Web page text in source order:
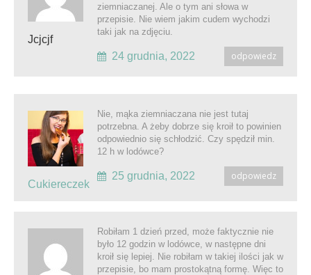
Jcjcjf
ziemniaczanej. Ale o tym ani słowa w
przepisie. Nie wiem jakim cudem wychodzi
taki jak na zdjęciu.
odpowiedz
24 grudnia, 2022
Cukiereczek
Nie, mąka ziemniaczana nie jest tutaj
potrzebna. A żeby dobrze się kroił to powinien
odpowiednio się schłodzić. Czy spędził min.
12 h w lodówce?
odpowiedz
25 grudnia, 2022
Robiłam 1 dzień przed, może faktycznie nie
było 12 godzin w lodówce, w następne dni
kroił się lepiej. Nie robiłam w takiej ilości jak w
przepisie, bo mam prostokątną formę. Więc to